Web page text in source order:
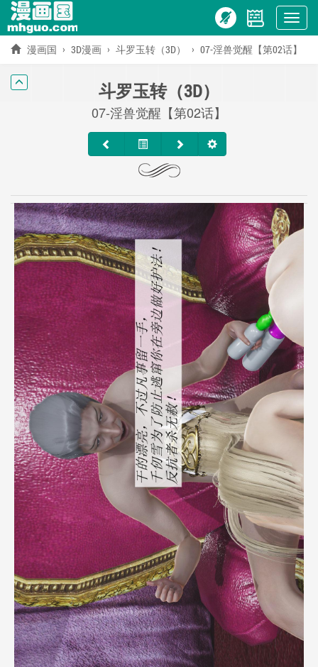
Show
menu
漫画国 3D漫画 斗罗玉转（3D） 07-淫兽觉醒【第02话】
斗罗玉转（3D）
07-淫兽觉醒【第02话】